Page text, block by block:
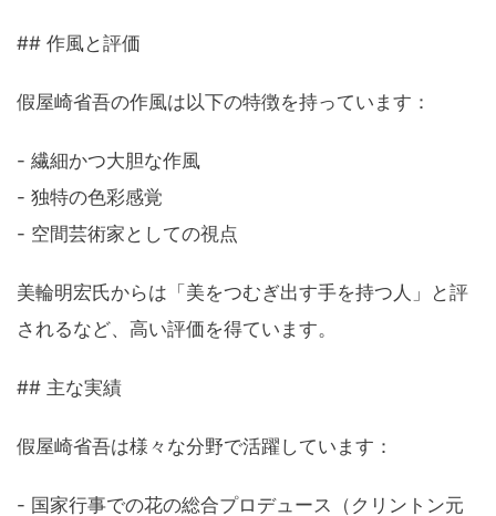
## 作風と評価
假屋崎省吾の作風は以下の特徴を持っています：
- 繊細かつ大胆な作風
- 独特の色彩感覚
- 空間芸術家としての視点
美輪明宏氏からは「美をつむぎ出す手を持つ人」と評
されるなど、高い評価を得ています。
## 主な実績
假屋崎省吾は様々な分野で活躍しています：
- 国家行事での花の総合プロデュース（クリントン元